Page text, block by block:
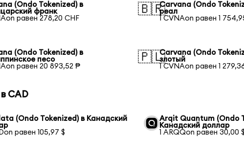
(Ondo Tokenized) в
франк
равен 278,20 CHF
🇧🇷Carvana (Ondo
реал
1 CVNAon равен 1
(Ondo Tokenized) в
песо
равен 20 893,52 ₱
🇵🇱Carvana (Ondo
злотый
1 CVNAon равен 1
CAD
(Ondo Tokenized) в Канадский
равен 105,97 $
Arqit Quantum (Ondo
Канадский доллар
1 ARQQon равен 30,00 $